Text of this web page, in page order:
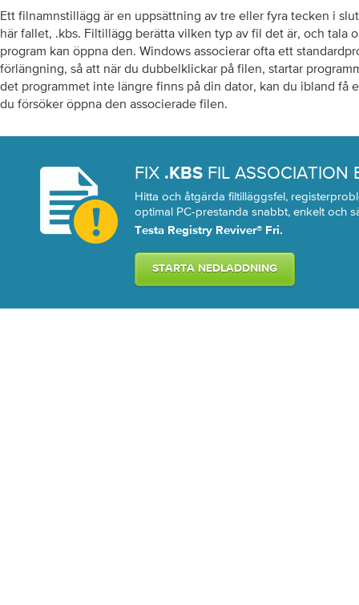
Ett filnamnstillägg är en uppsättning av tre eller fyra tecken i
här fallet, .kbs. Filtillägg berätta vilken typ av fil det är, och tala
program kan öppna den. Windows associerar ofta ett
förlängning, så att när du dubbelklickar på filen, startar
det programmet inte längre finns på din dator, kan du ibland få
du försöker öppna den associerade filen.
FIX .KBS FIL ASSOCIATION
Hitta och åtgärda filtilläggsfel,
optimal PC-prestanda snabbt, enkelt och
Testa Registry Reviver® Fri.
STARTA NEDLADDNING